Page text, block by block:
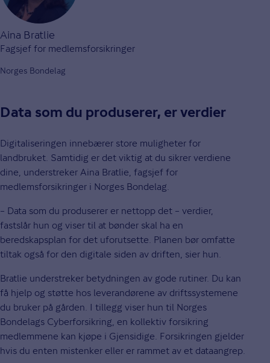
Aina Bratlie
Fagsjef for medlemsforsikringer
Norges Bondelag
Data som du produserer, er verdier
Digitaliseringen innebærer store muligheter for
landbruket. Samtidig er det viktig at du sikrer verdiene
dine, understreker Aina Bratlie, fagsjef for
medlemsforsikringer i Norges Bondelag.
– Data som du produserer er nettopp det – verdier,
fastslår hun og viser til at bønder skal ha en
beredskapsplan for det uforutsette. Planen bør omfatte
tiltak også for den digitale siden av driften, sier hun.
Bratlie understreker betydningen av gode rutiner. Du kan
få hjelp og støtte hos leverandørene av driftssystemene
du bruker på gården. I tillegg viser hun til Norges
Bondelags Cyberforsikring, en kollektiv forsikring
medlemmene kan kjøpe i Gjensidige. Forsikringen gjelder
hvis du enten mistenker eller er rammet av et dataangrep.